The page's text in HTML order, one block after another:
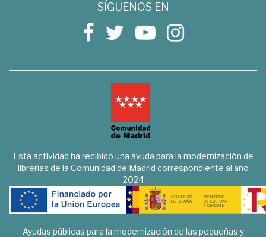
SÍGUENOS EN
Esta actividad ha recibido una ayuda para la modernización de
librerías de la Comunidad de Madrid correspondiente al año
2024
Ayudas públicas para la modernización de las pequeñas y